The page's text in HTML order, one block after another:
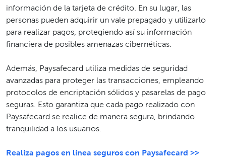
información de la tarjeta de crédito. En su lugar, las
personas pueden adquirir un vale prepagado y utilizarlo
para realizar pagos, protegiendo así su información
financiera de posibles amenazas cibernéticas.
Además, Paysafecard utiliza medidas de seguridad
avanzadas para proteger las transacciones, empleando
protocolos de encriptación sólidos y pasarelas de pago
seguras. Esto garantiza que cada pago realizado con
Paysafecard se realice de manera segura, brindando
tranquilidad a los usuarios.
Realiza pagos en línea seguros con Paysafecard >>